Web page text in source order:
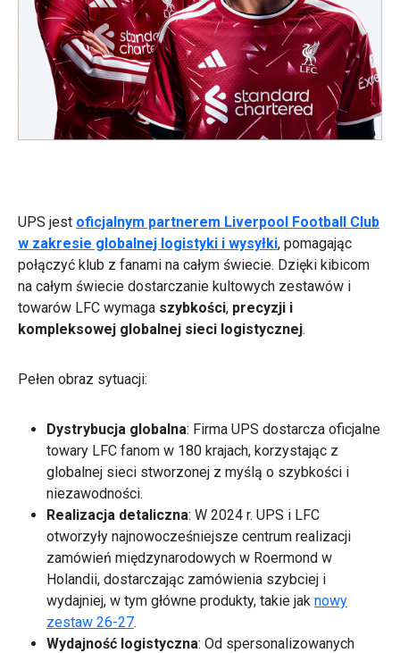
UPS jest oficjalnym partnerem Liverpool Football Club
w zakresie globalnej logistyki i wysyłki, pomagając
połączyć klub z fanami na całym świecie. Dzięki kibicom
na całym świecie dostarczanie kultowych zestawów i
towarów LFC wymaga szybkości, precyzji i
kompleksowej globalnej sieci logistycznej.
Pełen obraz sytuacji:
Dystrybucja globalna: Firma UPS dostarcza oficjalne
towary LFC fanom w 180 krajach, korzystając z
globalnej sieci stworzonej z myślą o szybkości i
niezawodności.
Realizacja detaliczna: W 2024 r. UPS i LFC
otworzyły najnowocześniejsze centrum realizacji
zamówień międzynarodowych w Roermond w
Holandii, dostarczając zamówienia szybciej i
wydajniej, w tym główne produkty, takie jak nowy
zestaw 26-27.
Wydajność logistyczna: Od spersonalizowanych